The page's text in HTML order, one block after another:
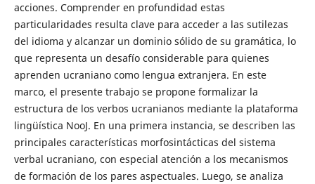
acciones. Comprender en profundidad estas
particularidades resulta clave para acceder a las sutilezas
del idioma y alcanzar un dominio sólido de su gramática, lo
que representa un desafío considerable para quienes
aprenden ucraniano como lengua extranjera. En este
marco, el presente trabajo se propone formalizar la
estructura de los verbos ucranianos mediante la plataforma
lingüística NooJ. En una primera instancia, se describen las
principales características morfosintácticas del sistema
verbal ucraniano, con especial atención a los mecanismos
de formación de los pares aspectuales. Luego, se analiza